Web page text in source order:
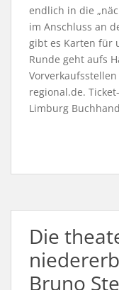
endlich in die
im Anschluss an
gibt es Karten für
Runde geht aufs
regional.de.
Limburg
Die
Bruno